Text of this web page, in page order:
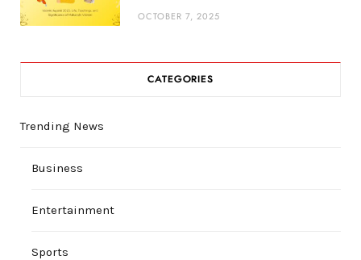
OCTOBER 7, 2025
CATEGORIES
Trending News
Business
Entertainment
Sports